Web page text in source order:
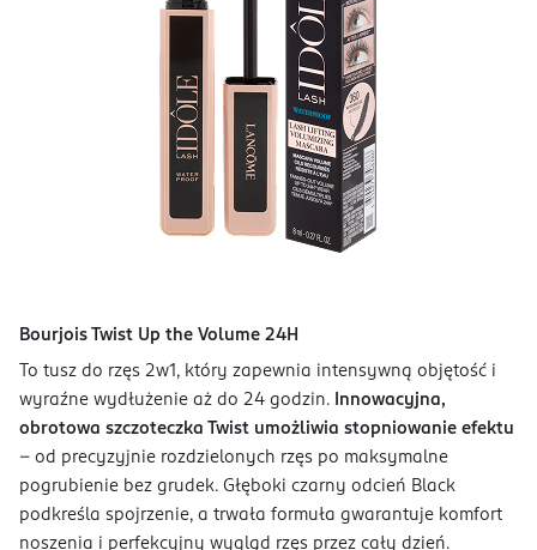
Bourjois Twist Up the Volume 24H
To tusz do rzęs 2w1, który zapewnia intensywną objętość i
wyraźne wydłużenie aż do 24 godzin.
Innowacyjna,
obrotowa szczoteczka Twist umożliwia stopniowanie efektu
– od precyzyjnie rozdzielonych rzęs po maksymalne
pogrubienie bez grudek. Głęboki czarny odcień Black
podkreśla spojrzenie, a trwała formuła gwarantuje komfort
noszenia i perfekcyjny wygląd rzęs przez cały dzień.